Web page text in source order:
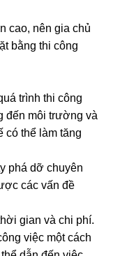
nên gia chủ
bằng thi công
trình thi công
môi trường và
có thể làm tăng
các vấn đề